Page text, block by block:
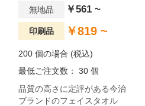
無地品 ￥561 ~
印刷品 ￥819 ~
200 個の場合 (税込)
最低ご注文数： 30 個
品質の高さに定評がある今治
ブランドのフェイスタオル